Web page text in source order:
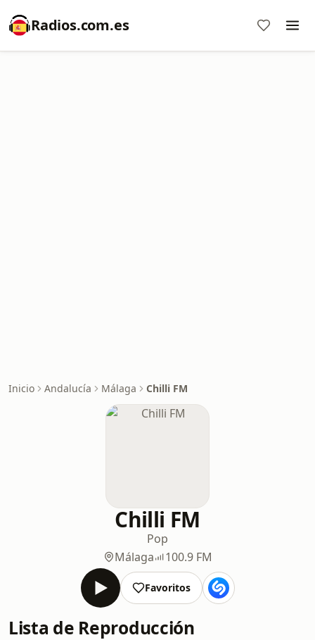
Radios.com.es
Inicio Andalucía Málaga Chilli FM
Chilli FM
Pop
Málaga
100.9 FM
Favoritos
Lista de Reproducción